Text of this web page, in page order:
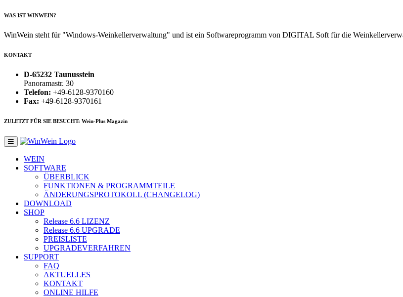
WAS IST WINWEIN?
WinWein steht für "Windows-Weinkellerverwaltung" und ist ein Softwareprogramm von DIGITAL Soft für die
KONTAKT
D-65232 Taunusstein
Panoramastr. 30
Telefon: +49-6128-9370160
Fax: +49-6128-9370161
ZULETZT FÜR SIE BESUCHT: Wein-Plus Magazin
WEIN
SOFTWARE
ÜBERBLICK
FUNKTIONEN & PROGRAMMTEILE
ÄNDERUNGSPROTOKOLL (CHANGELOG)
DOWNLOAD
SHOP
Release 6.6 LIZENZ
Release 6.6 UPGRADE
PREISLISTE
UPGRADEVERFAHREN
SUPPORT
FAQ
AKTUELLES
KONTAKT
ONLINE HILFE